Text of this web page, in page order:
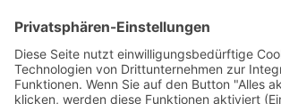
Versandinformationen
Verfügbarkeit/Verträglichkeit
Rechtliches